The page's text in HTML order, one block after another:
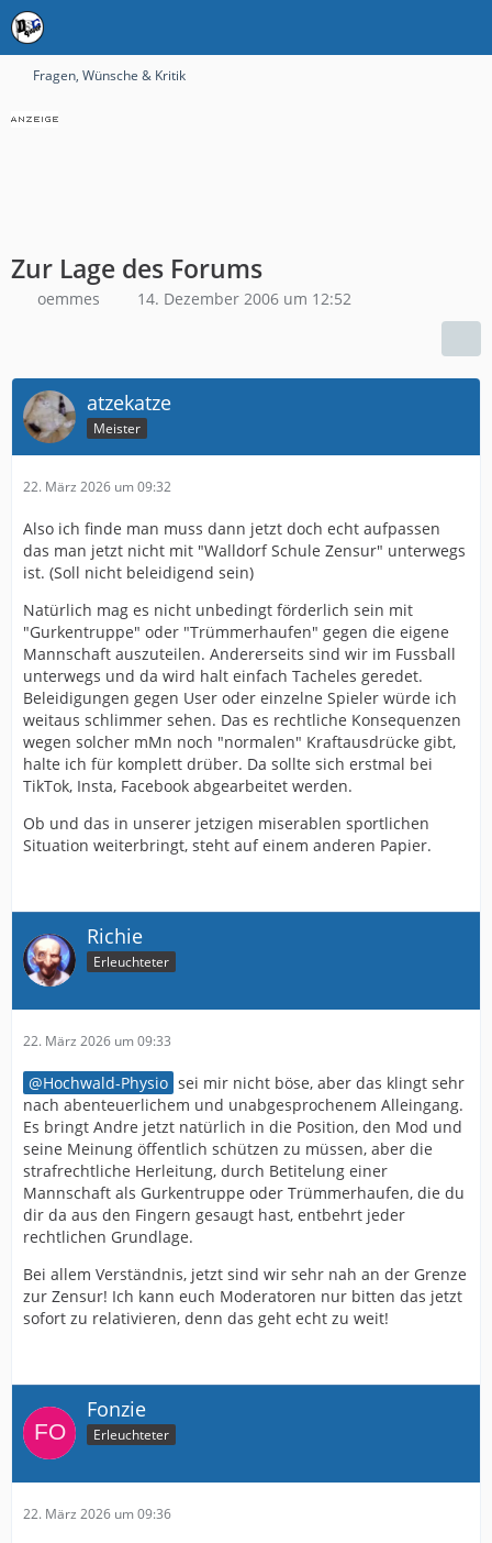
Fragen, Wünsche & Kritik
Zur Lage des Forums
oemmes 14. Dezember 2006 um 12:52
atzekatze
Meister
22. März 2026 um 09:32
Also ich finde man muss dann jetzt doch echt aufpassen
das man jetzt nicht mit "Walldorf Schule Zensur" unterwegs
ist. (Soll nicht beleidigend sein)
Natürlich mag es nicht unbedingt förderlich sein mit
"Gurkentruppe" oder "Trümmerhaufen" gegen die eigene
Mannschaft auszuteilen. Andererseits sind wir im Fussball
unterwegs und da wird halt einfach Tacheles geredet.
Beleidigungen gegen User oder einzelne Spieler würde ich
weitaus schlimmer sehen. Das es rechtliche Konsequenzen
wegen solcher mMn noch "normalen" Kraftausdrücke gibt,
halte ich für komplett drüber. Da sollte sich erstmal bei
TikTok, Insta, Facebook abgearbeitet werden.
Ob und das in unserer jetzigen miserablen sportlichen
Situation weiterbringt, steht auf einem anderen Papier.
Richie
Erleuchteter
22. März 2026 um 09:33
Hochwald-Physio sei mir nicht böse, aber das klingt sehr
nach abenteuerlichem und unabgesprochenem Alleingang.
Es bringt Andre jetzt natürlich in die Position, den Mod und
seine Meinung öffentlich schützen zu müssen, aber die
strafrechtliche Herleitung, durch Betitelung einer
Mannschaft als Gurkentruppe oder Trümmerhaufen, die du
dir da aus den Fingern gesaugt hast, entbehrt jeder
rechtlichen Grundlage.
Bei allem Verständnis, jetzt sind wir sehr nah an der Grenze
zur Zensur! Ich kann euch Moderatoren nur bitten das jetzt
sofort zu relativieren, denn das geht echt zu weit!
Fonzie
Erleuchteter
22. März 2026 um 09:36